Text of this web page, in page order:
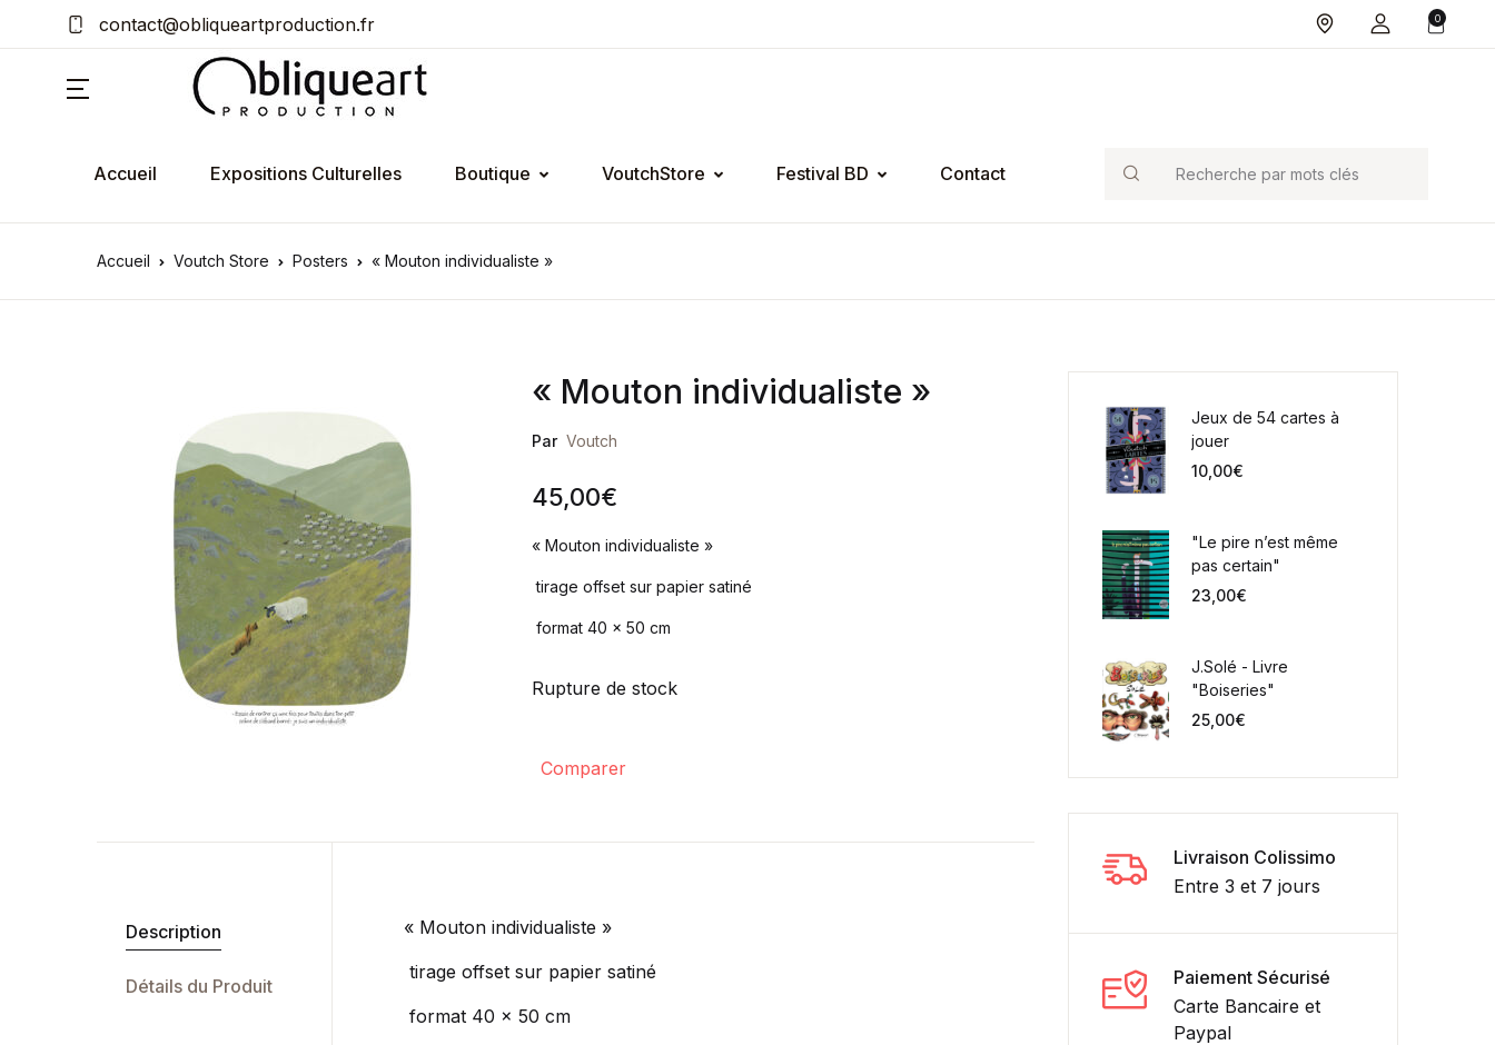
contact@obliqueartproduction.fr 0
Accueil Expositions Culturelles Boutique VoutchStore Festival BD Contact Search
Accueil Voutch Store Posters « Mouton individualiste »
« Mouton individualiste »
Par Voutch
45,00€
« Mouton individualiste »
tirage offset sur papier satiné
format 40 x 50 cm
Rupture de stock
Comparer
Description
Détails du Produit
« Mouton individualiste »
tirage offset sur papier satiné
format 40 x 50 cm
Jeux de 54 cartes à
jouer
10,00€
"Le pire n’est même
pas certain"
23,00€
J.Solé - Livre
"Boiseries"
25,00€
Livraison Colissimo
Entre 3 et 7 jours
Paiement Sécurisé
Carte Bancaire et
Paypal